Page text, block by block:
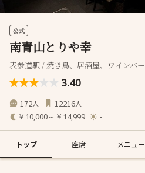
公式
南青山とりや幸
表参道駅 / 焼き鳥、居酒屋、ワインバー
3.40
172人 12216人
￥10,000～￥14,999 -
トップ 座席 メニュー